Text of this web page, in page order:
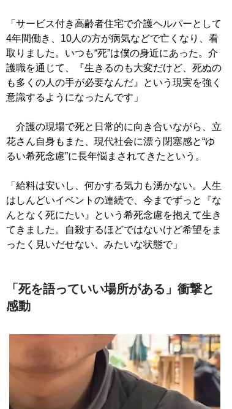
「サービス付き高齢者住宅で介護ヘルパーとして
4年間働き、10人の方が病気などで亡くなり、看
取りました。いつも“死”は僕の身近にあった。介
護職を通じて、『生きるのも大変だけど、死ぬの
も多くの人の手が必要なんだ』という現実を強く
意識するようになったんです」
介護の現場で死と日常的に向き合いながら、立
花さん自身もまた、現代社会に漂う閉塞感と“ゆ
るい希死念慮”に長年悩まされてきたという。
「給料は安いし、何かする気力も湧かない。人生
はしんどいイベントの連続で、今までずっと『な
んとなく死にたい』という希死念慮を抱えて生き
てきました。自殺するほどではないけど希望をま
ったく見いだせない、みたいな状態で」
「死を語っていい場所がある」衝撃と
感動